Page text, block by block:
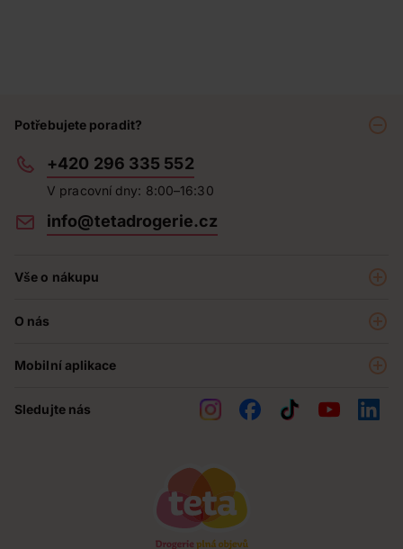
Potřebujete poradit?
+420 296 335 552
V pracovní dny: 8:00–16:30
info@tetadrogerie.cz
Vše o nákupu
Prodejny
Obchodní podmínky
O nás
Teta pomáhá
Mobilní aplikace
Sledujte nás